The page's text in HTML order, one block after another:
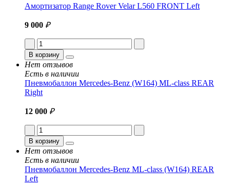
Амортизатор Range Rover Velar L560 FRONT Left
9 000 ₽
В корзину
Нет отзывов
Есть в наличии
Пневмобаллон Mercedes-Benz (W164) ML-class REAR
Right
12 000 ₽
В корзину
Нет отзывов
Есть в наличии
Пневмобаллон Mercedes-Benz ML-class (W164) REAR
Left